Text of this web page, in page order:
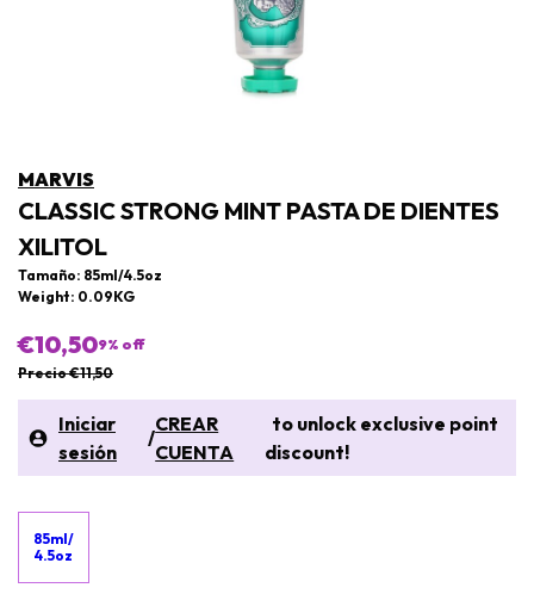
MARVIS
CLASSIC STRONG MINT PASTA DE DIENTES
XILITOL
Tamaño: 85ml/4.5oz
Weight: 0.09KG
€10,509% off
Precio €11,50
Iniciar
sesión
/
CREAR
CUENTA
to unlock exclusive point
discount!
85ml/
4.5oz